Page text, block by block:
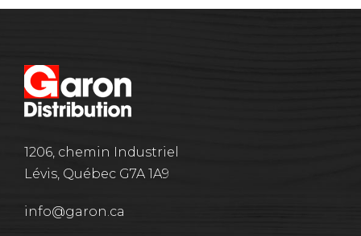
1206, chemin Industriel
Lévis, Québec G7A 1A9
info@garon.ca